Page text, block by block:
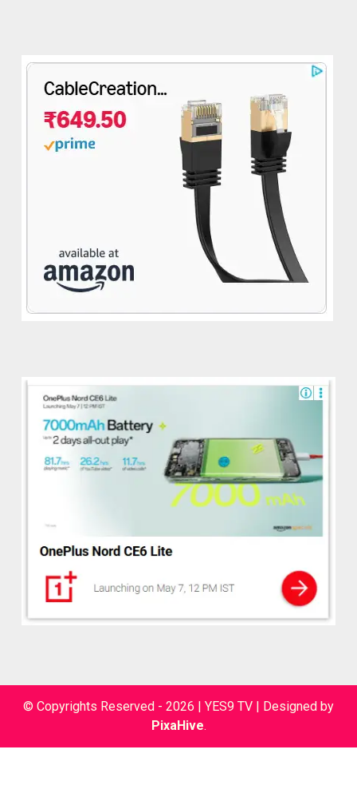
© Copyrights Reserved - 2026 | YES9 TV
Designed by
PixaHive.